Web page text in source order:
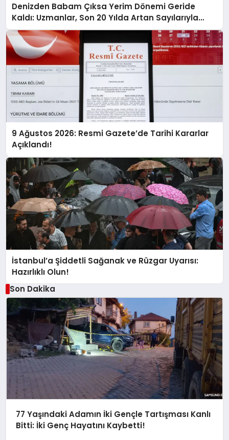
Denizden Babam Çıksa Yerim Dönemi Geride
Kaldı: Uzmanlar, Son 20 Yılda Artan Sayılarıyla
Uyarıyor!
9 Ağustos 2026: Resmi Gazete’de Tarihi Kararlar
Açıklandı!
İstanbul’a Şiddetli Sağanak ve Rüzgar Uyarısı:
Hazırlıklı Olun!
Son Dakika
77 Yaşındaki Adamın İki Gençle Tartışması Kanlı
Bitti: İki Genç Hayatını Kaybetti!